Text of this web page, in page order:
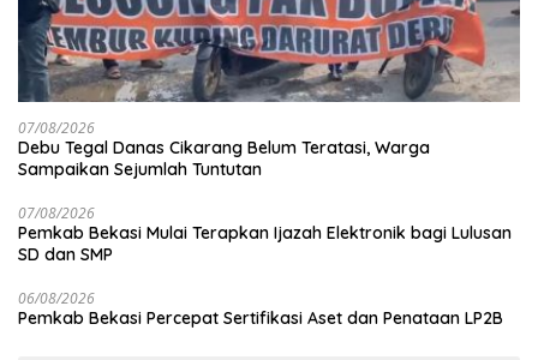
07/08/2026
Debu Tegal Danas Cikarang Belum Teratasi, Warga
Sampaikan Sejumlah Tuntutan
07/08/2026
Pemkab Bekasi Mulai Terapkan Ijazah Elektronik bagi Lulusan
SD dan SMP
06/08/2026
Pemkab Bekasi Percepat Sertifikasi Aset dan Penataan LP2B